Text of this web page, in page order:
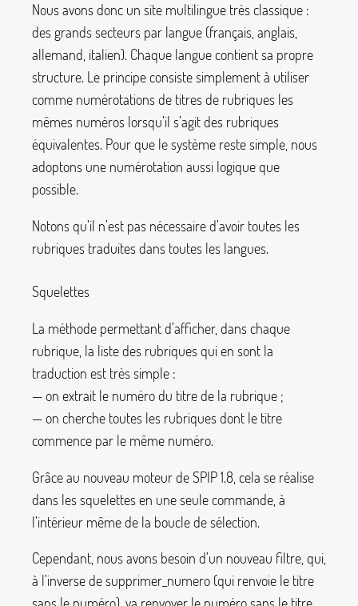
Nous avons donc un site multilingue très classique :
des grands secteurs par langue (français, anglais,
allemand, italien). Chaque langue contient sa propre
structure. Le principe consiste simplement à utiliser
comme numérotations de titres de rubriques les
mêmes numéros lorsqu’il s’agit des rubriques
équivalentes. Pour que le système reste simple, nous
adoptons une numérotation aussi logique que
possible.
Notons qu’il n’est pas nécessaire d’avoir toutes les
rubriques traduites dans toutes les langues.
Squelettes
La méthode permettant d’afficher, dans chaque
rubrique, la liste des rubriques qui en sont la
traduction est très simple :
— on extrait le numéro du titre de la rubrique ;
— on cherche toutes les rubriques dont le titre
commence par le même numéro.
Grâce au nouveau moteur de SPIP 1.8, cela se réalise
dans les squelettes en une seule commande, à
l’intérieur même de la boucle de sélection.
Cependant, nous avons besoin d’un nouveau filtre, qui,
à l’inverse desupprimer_numero (qui renvoie le titre